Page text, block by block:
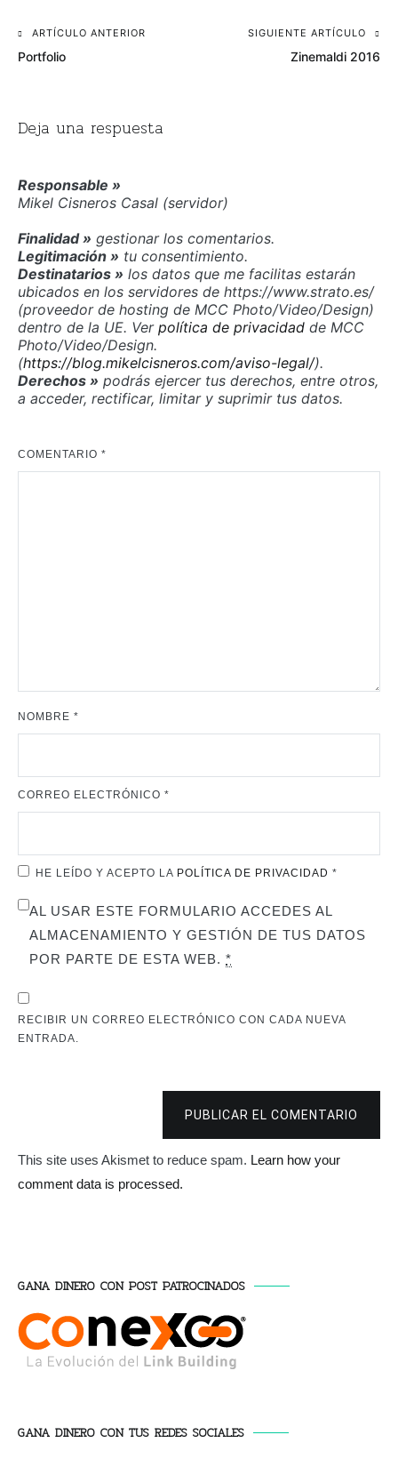
Navegación
de
ARTÍCULO ANTERIOR
Portfolio
SIGUIENTE ARTÍCULO
Zinemaldi 2016
Deja una respuesta
Responsable »
Mikel Cisneros Casal (servidor)
Finalidad » gestionar los comentarios.
Legitimación » tu consentimiento.
Destinatarios » los datos que me facilitas estarán
ubicados en los servidores de https://www.strato.es/
(proveedor de hosting de MCC Photo/Video/Design)
dentro de la UE. Ver política de privacidad de MCC
Photo/Video/Design.
(https://blog.mikelcisneros.com/aviso-legal/).
Derechos » podrás ejercer tus derechos, entre otros,
a acceder, rectificar, limitar y suprimir tus datos.
COMENTARIO *
NOMBRE *
CORREO ELECTRÓNICO *
HE LEÍDO Y ACEPTO LA POLÍTICA DE PRIVACIDAD *
AL USAR ESTE FORMULARIO ACCEDES AL
ALMACENAMIENTO Y GESTIÓN DE TUS DATOS
POR PARTE DE ESTA WEB. *
RECIBIR UN CORREO ELECTRÓNICO CON CADA NUEVA
ENTRADA.
PUBLICAR EL COMENTARIO
This site uses Akismet to reduce spam. Learn how your
comment data is processed.
GANA DINERO CON POST PATROCINADOS
GANA DINERO CON TUS REDES SOCIALES